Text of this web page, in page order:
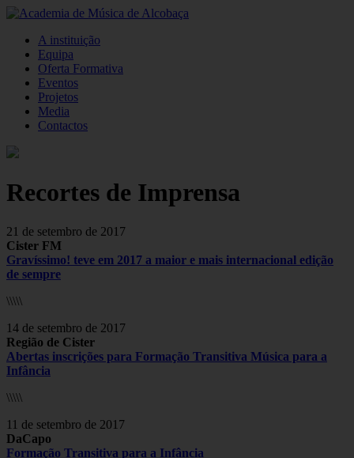
A instituição
Equipa
Oferta Formativa
Eventos
Projetos
Media
Contactos
Recortes de Imprensa
21 de setembro de 2017
Cister FM
Gravíssimo! teve em 2017 a maior e mais internacional edição
de sempre
\\\\\
14 de setembro de 2017
Região de Cister
Abertas inscrições para Formação Transitiva Música para a
Infância
\\\\\
11 de setembro de 2017
DaCapo
Formação Transitiva para a Infância